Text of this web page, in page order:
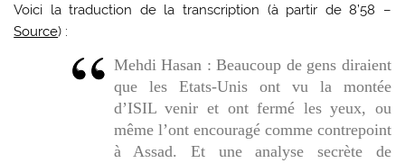
Voici la traduction de la transcription (à partir de 8’58 –
Source) :
Mehdi Hasan : Beaucoup de gens diraient
que les Etats-Unis ont vu la montée
d’ISIL venir et ont fermé les yeux, ou
même l’ont encouragé comme contrepoint
à Assad. Et une analyse secrète de